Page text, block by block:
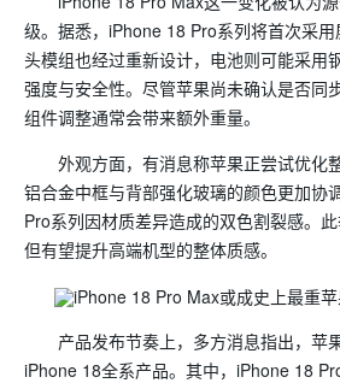
级。据悉，iPhone 18 Pro系列将首次采
头模组也经过重新设计，电池则可能采用
强度与安全性。尽管苹果尚未确认是否同
组件调整通常会带来额外重量。
外观方面，有消息称苹果正尝试优化
铝合金中框与背部强化玻璃的颜色更加协
Pro系列因材质差异造成的双色割裂感。此
但有望提升高端机型的整体质感。
产品发布节奏上，多方消息指出，苹
iPhone 18全系产品。其中，iPhone 18